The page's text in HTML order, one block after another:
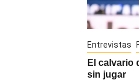
Entrevistas
El calvario
sin jugar